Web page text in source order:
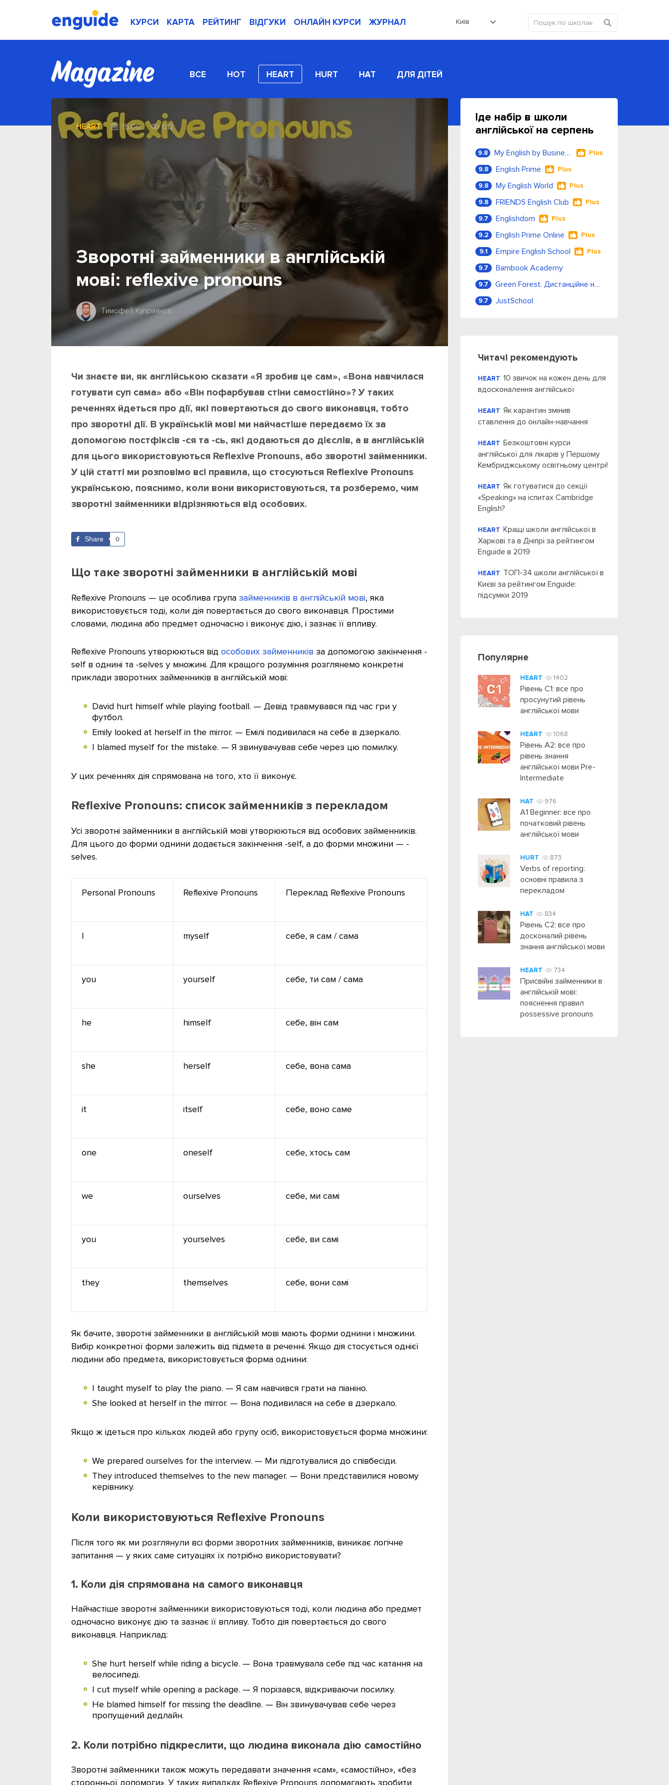
КУРСИ КАРТА РЕЙТИНГ ВІДГУКИ ОНЛАЙН КУРСИ ЖУРНАЛ Київ
ВСЕ HOT HEART HURT HAT ДЛЯ ДІТЕЙ
HEART 15.06 612
Зворотні займенники в англійській
мові: reflexive pronouns
Тимофей Куприянов
Чи знаєте ви, як англійською сказати «Я зробив це сам», «Вона навчилася
готувати суп сама» або «Він пофарбував стіни самостійно»? У таких
реченнях йдеться про дії, які повертаються до свого виконавця, тобто
про зворотні дії. В українській мові ми найчастіше передаємо їх за
допомогою постфіксів -ся та -сь, які додаються до дієслів, а в англійській
для цього використовуються Reflexive Pronouns, або зворотні займенники.
У цій статті ми розповімо всі правила, що стосуються Reflexive Pronouns
українською, пояснимо, коли вони використовуються, та розберемо, чим
зворотні займенники відрізняються від особових.
Share 0
Що таке зворотні займенники в англійській мові
Reflexive Pronouns — це особлива група займенників в англійській мові, яка
використовується тоді, коли дія повертається до свого виконавця. Простими
словами, людина або предмет одночасно і виконує дію, і зазнає її впливу.
Reflexive Pronouns утворюються від особових займенників за допомогою закінчення -
self в однині та -selves у множині. Для кращого розуміння розглянемо конкретні
приклади зворотних займенників в англійській мові:
David hurt himself while playing football. — Девід травмувався під час гри у
футбол.
Emily looked at herself in the mirror. — Емілі подивилася на себе в дзеркало.
I blamed myself for the mistake. — Я звинувачував себе через цю помилку.
У цих реченнях дія спрямована на того, хто її виконує.
Reflexive Pronouns: список займенників з перекладом
Усі зворотні займенники в англійській мові утворюються від особових займенників.
Для цього до форми однини додається закінчення -self, а до форми множини — -
selves.
Personal Pronouns Reflexive Pronouns Переклад Reflexive Pronouns
I myself себе, я сам / сама
you yourself себе, ти сам / сама
he himself себе, він сам
she herself себе, вона сама
it itself себе, воно саме
one oneself себе, хтось сам
we ourselves себе, ми самі
you yourselves себе, ви самі
they themselves себе, вони самі
Як бачите, зворотні займенники в англійській мові мають форми однини і множини.
Вибір конкретної форми залежить від підмета в реченні. Якщо дія стосується однієї
людини або предмета, використовується форма однини:
I taught myself to play the piano. — Я сам навчився грати на піаніно.
She looked at herself in the mirror. — Вона подивилася на себе в дзеркало.
Якщо ж ідеться про кількох людей або групу осіб, використовується форма множини:
We prepared ourselves for the interview. — Ми підготувалися до співбесіди.
They introduced themselves to the new manager. — Вони представилися новому
керівнику.
Коли використовуються Reflexive Pronouns
Після того як ми розглянули всі форми зворотних займенників, виникає логічне
запитання — у яких саме ситуаціях їх потрібно використовувати?
1. Коли дія спрямована на самого виконавця
Найчастіше зворотні займенники використовуються тоді, коли людина або предмет
одночасно виконує дію та зазнає її впливу. Тобто дія повертається до свого
виконавця. Наприклад:
She hurt herself while riding a bicycle. — Вона травмувала себе під час катання на
велосипеді.
I cut myself while opening a package. — Я порізався, відкриваючи посилку.
He blamed himself for missing the deadline. — Він звинувачував себе через
пропущений дедлайн.
2. Коли потрібно підкреслити, що людина виконала дію самостійно
Зворотні займенники також можуть передавати значення «сам», «самостійно», «без
сторонньої допомоги». У таких випадках Reflexive Pronouns допомагають зробити
Іде набір в школи
англійської на серпень
9.8 My English by Business Language Plus
9.8 English Prime Plus
9.8 My English World Plus
9.8 FRIENDS English Club Plus
9.7 Englishdom Plus
9.2 English Prime Online Plus
9.1 Empire English School Plus
9.7 Bambook Academy
9.7 Green Forest. Дистанційне навчання
9.7 JustSchool
Читачі рекомендують
HEART 10 звичок на кожен день для
вдосконалення англійської
HEART Як карантин змінив
ставлення до онлайн-навчання
HEART Безкоштовні курси
англійської для лікарів у Першому
Кембриджському освітньому центрі!
HEART Як готуватися до секції
«Speaking» на іспитах Cambridge
English?
HEART Кращі школи англійської в
Харкові та в Дніпрі за рейтингом
Enguide в 2019
HEART ТОП-34 школи англійської в
Києві за рейтингом Enguide:
підсумки 2019
Популярне
HEART 1402
Рівень C1: все про
просунутий рівень
англійської мови
HEART 1068
Рівень А2: все про
рівень знання
англійської мови Pre-
Intermediate
HAT 976
A1 Beginner: все про
початковий рівень
англійської мови
HURT 873
Verbs of reporting:
основні правила з
перекладом
HAT 834
Рівень C2: все про
досконалий рівень
знання англійської мови
HEART 734
Присвійні займенники в
англійській мові:
пояснення правил
possessive pronouns